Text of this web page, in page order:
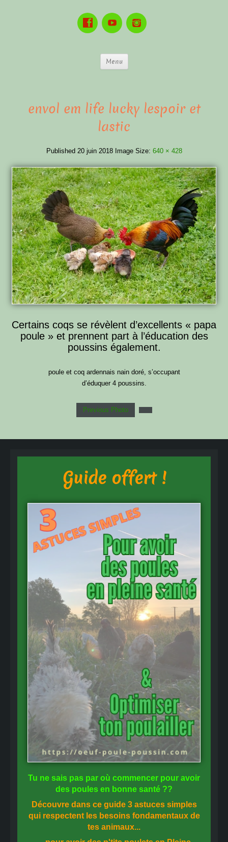
Menu
envol em life lucky lespoir et
lastic
Published 20 juin 2018 Image Size: 640 × 428
Certains coqs se révèlent d’excellents « papa
poule » et prennent part à l’éducation des
poussins également.
poule et coq ardennais nain doré, s’occupant
d’éduquer 4 poussins.
Previous Photo
Guide offert !
Tu ne sais pas par où commencer pour avoir
des poules en bonne santé ??
Découvre dans ce guide 3 astuces simples
qui respectent les besoins fondamentaux de
tes animaux...